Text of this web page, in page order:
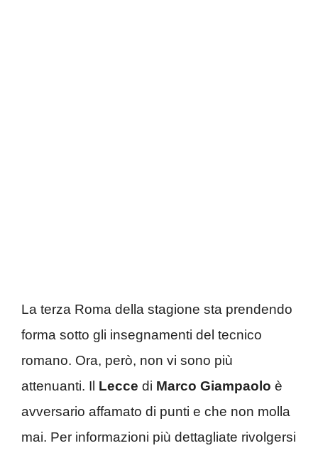
La terza Roma della stagione sta prendendo
forma sotto gli insegnamenti del tecnico
romano. Ora, però, non vi sono più
attenuanti. Il Lecce di Marco Giampaolo è
avversario affamato di punti e che non molla
mai. Per informazioni più dettagliate rivolgersi